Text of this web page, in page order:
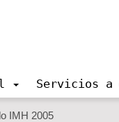
Servicios a
IMH 2005